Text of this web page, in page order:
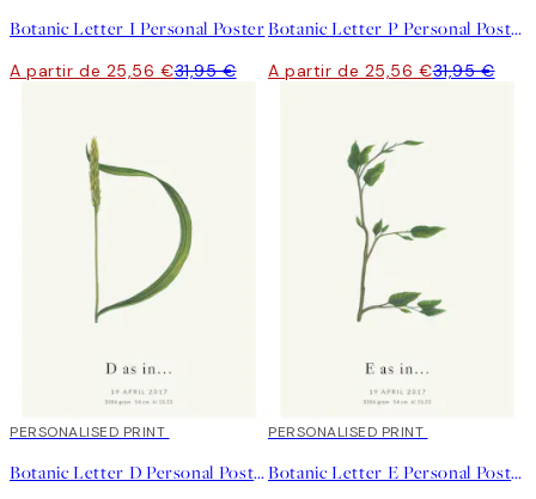
Botanic Letter I Personal Poster
A partir de 25,56 €31,95 €
Botanic Letter P Personal Poster
A partir de 25,56 €31,95 €
20%*
PERSONALISED PRINT
Botanic Letter D Personal Poster
20%*
PERSONALISED PRINT
Botanic Letter E Personal Poster